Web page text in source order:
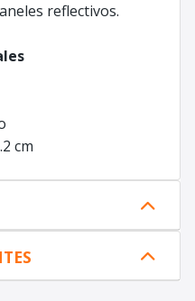
reflectivos.
cm